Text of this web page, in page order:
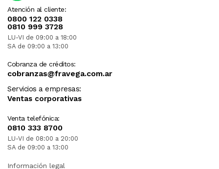
Atención al cliente:
0800 122 0338
0810 999 3728
LU-VI de 09:00 a 18:00
SA de 09:00 a 13:00
Cobranza de créditos:
cobranzas@fravega.com.ar
Servicios a empresas:
Ventas corporativas
Venta telefónica:
0810 333 8700
LU-VI de 08:00 a 20:00
SA de 09:00 a 13:00
Información legal